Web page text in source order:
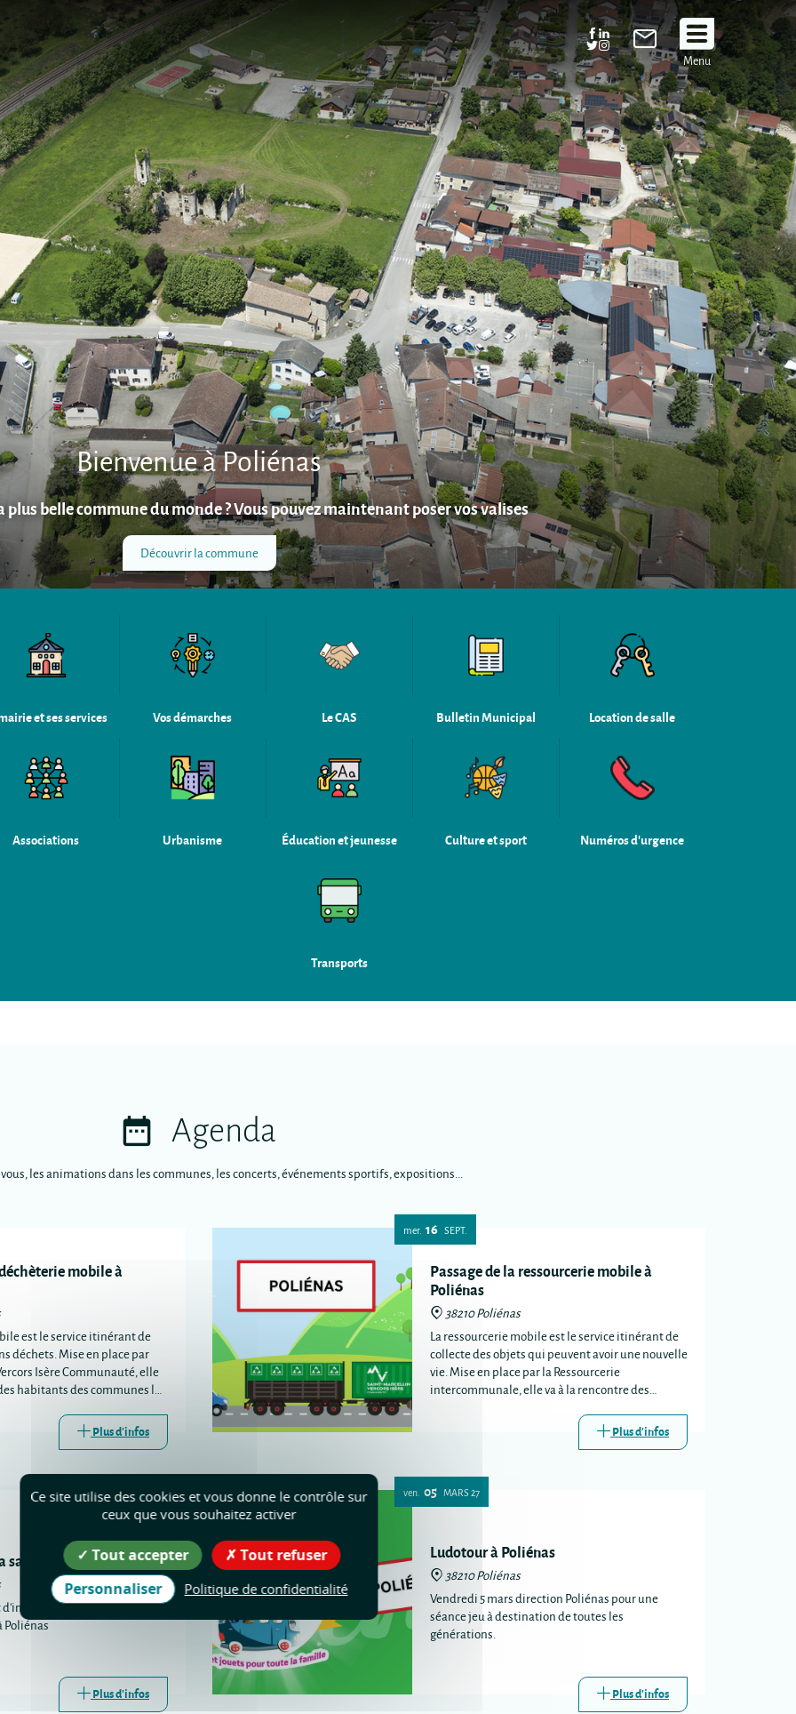
Suivez
nous
!
Menu
Bienvenue à Poliénas
plus belle commune du monde ? Vous pouvez maintenant poser vos valises
Découvrir la commune
et ses services Vos démarches Le CAS Bulletin Municipal Location de salle
Associations Urbanisme Éducation et jeunesse Culture et sport Numéros d'urgence
Transports
Agenda
les animations dans les communes, les concerts, événements sportifs, expositions...
mobile à
est le service itinérant de
déchets. Mise en place par
Isère Communauté, elle
habitants des communes les
Plus d'infos
mer. 16 SEPT.
Passage de la ressourcerie mobile à
Poliénas
38210 Poliénas
La ressourcerie mobile est le service itinérant de
collecte des objets qui peuvent avoir une nouvelle
vie. Mise en place par la Ressourcerie
intercommunale, elle va à la rencontre des
Plus d'infos
santé à Poliénas
d'information sur les droits et la
Poliénas
Plus d'infos
ven. 05 MARS 27
Ludotour à Poliénas
38210 Poliénas
Vendredi 5 mars direction Poliénas pour une
séance jeu à destination de toutes les
générations.
Plus d'infos
Ce site utilise des cookies et vous donne le contrôle sur
ceux que vous souhaitez activer
Tout accepter
Tout refuser
Personnaliser
Politique de confidentialité